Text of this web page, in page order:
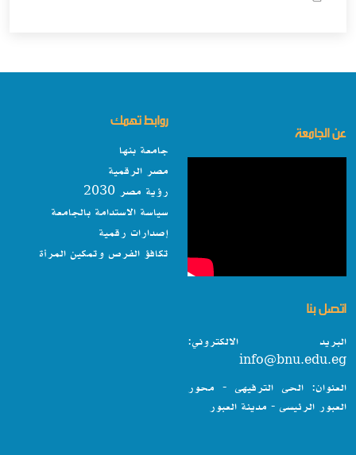
عن الجامعة
روابط تهمك
جامعة بنها
مصر الرقمية
رؤية مصر 2030
سياسة الاستدامة بالجامعة
إصدارات رقمية
تكافؤ الفرص وتمكين المرأة
اتصل بنا
البريد الالكتروني:
info@bnu.edu.eg
العنوان: الحى الترفيهى - محور
العبور الرئيسى - مدينة العبور